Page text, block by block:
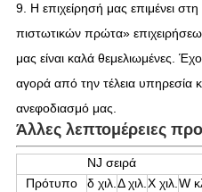
9. Η επιχείρησή μας επιμένει
πιστωτικών πρώτα»
μας είναι καλά θεμελιωμένες.
αγορά από την τέλεια υπηρεσία
ανεφοδιασμό μας.
Άλλες λεπτομέρειες
NJ σειρά
Πρότυπο
δ χιλ.Δ χιλ.Χ χιλ.W